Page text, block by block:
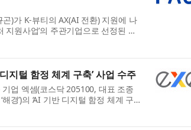
)가 K-뷰티의 AX(AI 전환) 지원에 나
지원사업’의 주관기업으로 선정된 미
하 리안헤어, 회장 유상준)와 손잡고
지털 함정 체계 구축’ 사업 수주
업 엑셈(코스닥 205100, 대표 조종
경’)의 ‘AI 기반 디지털 함정 체계 구
사업자 리눅스데이타시스템과 함께